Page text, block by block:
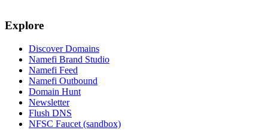
Explore
Discover Domains
Namefi Brand Studio
Namefi Feed
Namefi Outbound
Domain Hunt
Newsletter
Flush DNS
NFSC Faucet (sandbox)